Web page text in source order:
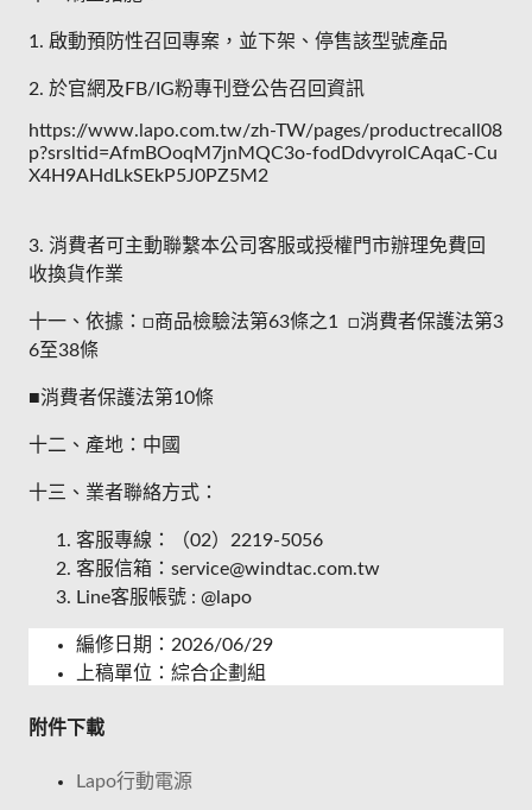
1. 啟動預防性召回專案，並下架、停售該型號產品
2. 於官網及FB/IG粉專刊登公告召回資訊
https://www.lapo.com.tw/zh-TW/pages/productrecall08
p?srsltid=AfmBOoqM7jnMQC3o-fodDdvyrolCAqaC-Cu
X4H9AHdLkSEkP5J0PZ5M2
3. 消費者可主動聯繫本公司客服或授權門市辦理免費回
收換貨作業
十一、依據：□商品檢驗法第63條之1 □消費者保護法第3
6至38條
■消費者保護法第10條
十二、產地：中國
十三、業者聯絡方式：
客服專線：（02）2219-5056
客服信箱：service@windtac.com.tw
Line客服帳號 : @lapo
編修日期：2026/06/29
上稿單位：綜合企劃組
附件下載
Lapo行動電源